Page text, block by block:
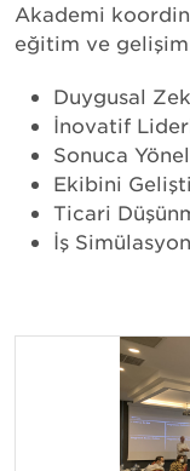
Akademi
eğitim ve
Duygusal
İnovatif
Sonuca
Ekibini
Ticari
İş